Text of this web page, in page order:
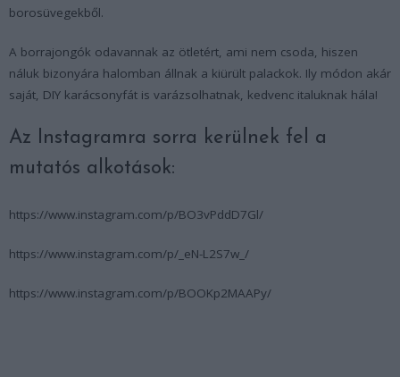
borosüvegekből.
A borrajongók odavannak az ötletért, ami nem csoda, hiszen
náluk bizonyára halomban állnak a kiürült palackok. Ily módon akár
saját, DIY karácsonyfát is varázsolhatnak, kedvenc italuknak hála!
Az Instagramra sorra kerülnek fel a
mutatós alkotások:
https://www.instagram.com/p/BO3vPddD7Gl/
https://www.instagram.com/p/_eN-L2S7w_/
https://www.instagram.com/p/BOOKp2MAAPy/